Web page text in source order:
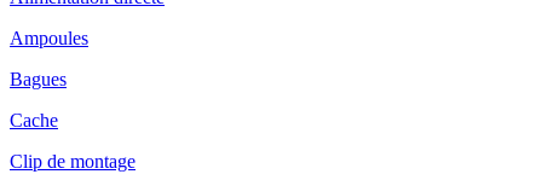
Ampoules
Bagues
Cache
Clip de montage